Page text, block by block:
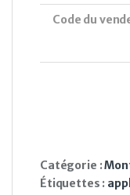
Code du
Catégorie :
Étiquettes :